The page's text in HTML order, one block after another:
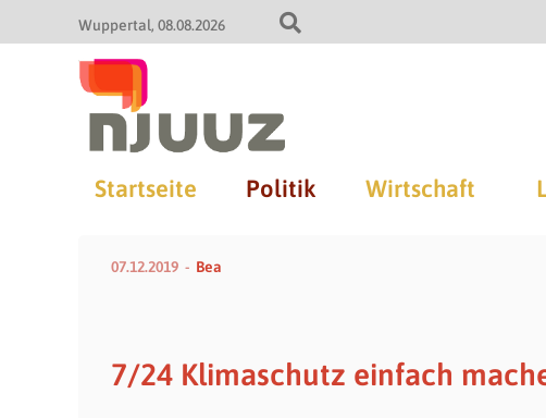
Wuppertal 08.08.2026
Startseite Politik Wirtschaft
07.12.2019 Bea
7/24 Klimaschutz einfach